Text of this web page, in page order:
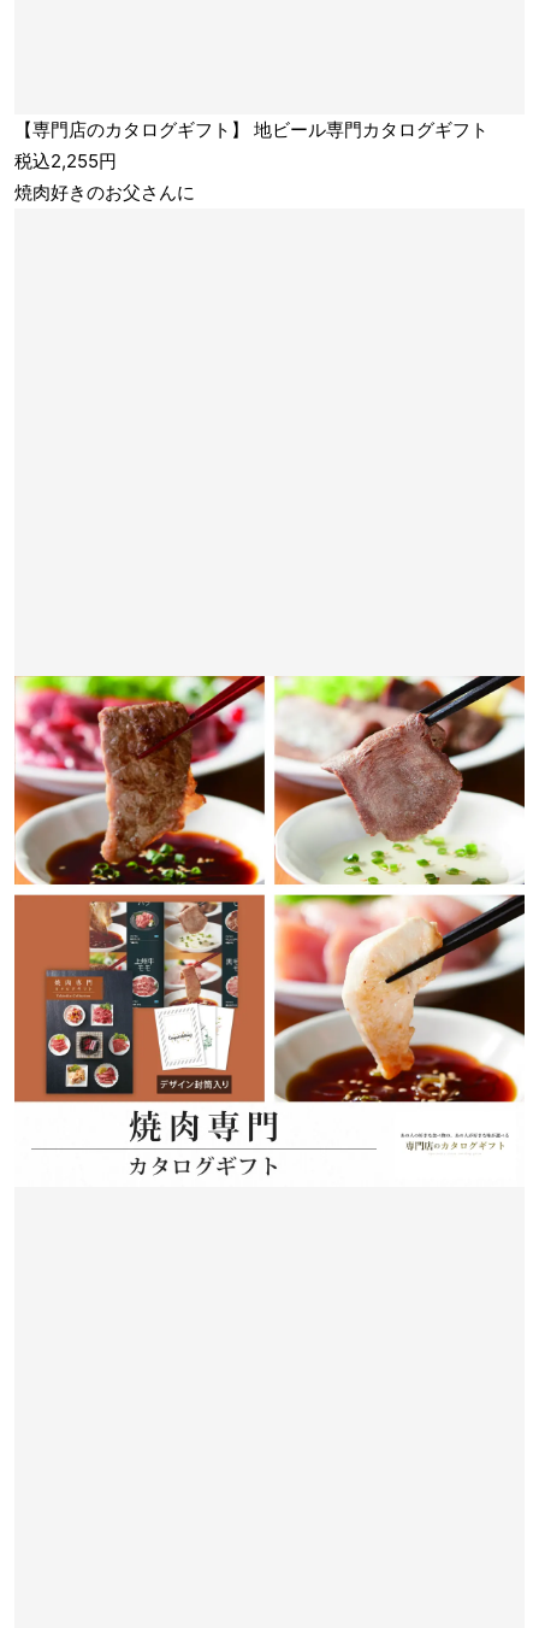
【専門店のカタログギフト】 地ビール専門カタログギフト
税込2,255円
焼肉好きのお父さんに